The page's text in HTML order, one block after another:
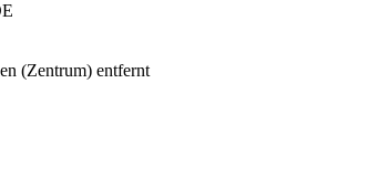
(Zentrum) entfernt